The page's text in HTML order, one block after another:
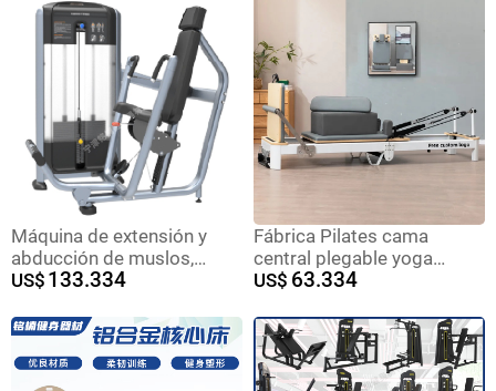
Pilates
aleación de aluminio,
equipo grande
Máquina de extensión y
abducción de muslos,
máquina de poleas alta y
y flexión de piernas,
máquina de press de
pájaro, máquina de press
US$ 133.334
Fábrica Pilates cama
central plegable yoga
gimnasio de belleza
doméstico de roble de
aluminio pequeña cama
blanca
US$ 63.334